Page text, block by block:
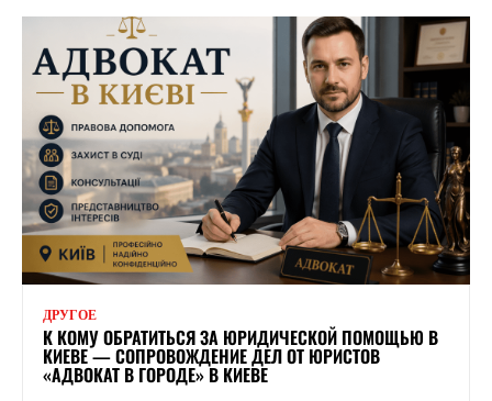
ДРУГОЕ
К КОМУ ОБРАТИТЬСЯ ЗА ЮРИДИЧЕСКОЙ ПОМОЩЬЮ В
КИЕВЕ — СОПРОВОЖДЕНИЕ ДЕЛ ОТ ЮРИСТОВ
«АДВОКАТ В ГОРОДЕ» В КИЕВЕ